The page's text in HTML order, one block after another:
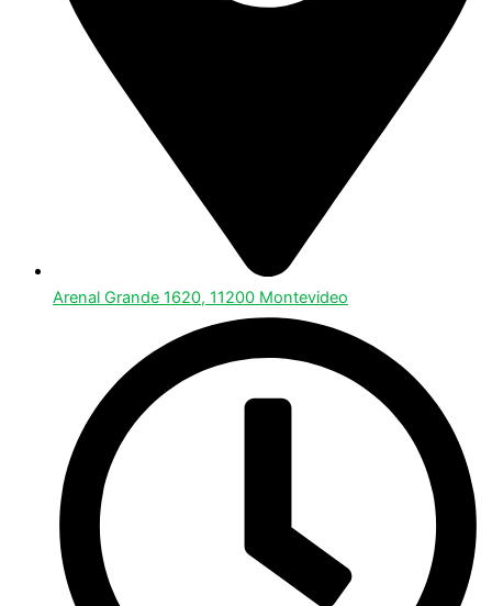
Arenal Grande 1620, 11200 Montevideo